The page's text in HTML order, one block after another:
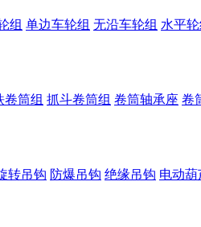
组 单边车轮组 无沿车轮组 水平
卷筒组 抓斗卷筒组 卷筒轴承座 卷
转吊钩 防爆吊钩 绝缘吊钩 电动